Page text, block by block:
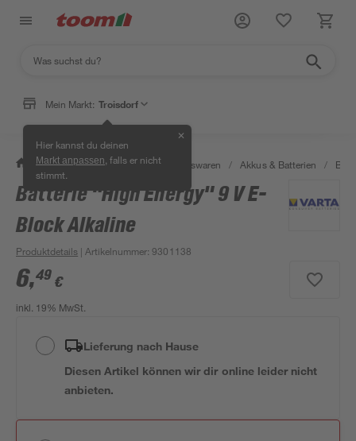
Mein Markt: Troisdorf
Hier kannst du deinen
Markt anpassen , falls er nicht
stimmt.
✕
/ Wohnen & Haushalt / Haushaltswaren / Akkus & Batterien /
Batterie "High Energy" 9 V E-
Block Alkaline
Produktdetails | Artikelnummer:9301138
6,49 €
inkl. 19% MwSt.
Lieferung nach Hause
Diesen Artikel können wir dir online leider nicht
anbieten.